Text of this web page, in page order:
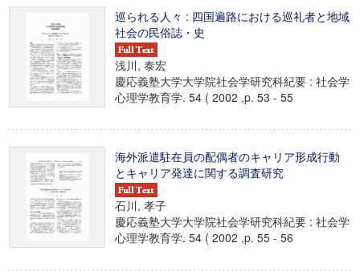
巡られる人々 : 四国遍路における巡礼者と地域
社会の民俗誌・史
浅川, 泰宏
慶応義塾大学大学院社会学研究科紀要 : 社会学
心理学教育学. 54 ( 2002 ,p. 53 - 55
海外派遣駐在員の配偶者のキャリア形成行動
とキャリア発達に関する調査研究
石川, 孝子
慶応義塾大学大学院社会学研究科紀要 : 社会学
心理学教育学. 54 ( 2002 ,p. 55 - 56